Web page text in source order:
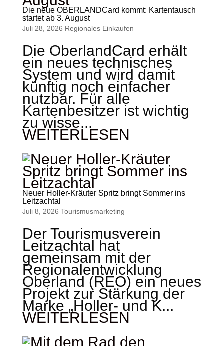
Die neue OBERLANDCard kommt: Kartentausch
startet ab 3. August
Juli 28, 2026 Regionales Einkaufen
Die OberlandCard erhält
ein neues technisches
System und wird damit
künftig noch einfacher
nutzbar. Für alle
Kartenbesitzer ist wichtig
zu wisse...
WEITERLESEN
Neuer Holler-Kräuter Spritz bringt Sommer ins
Leitzachtal
Juli 8, 2026 Tourismus­marketing
Der Tourismusverein
Leitzachtal hat
gemeinsam mit der
Regionalentwicklung
Oberland (REO) ein neues
Projekt zur Stärkung der
Marke „Holler- und K...
WEITERLESEN